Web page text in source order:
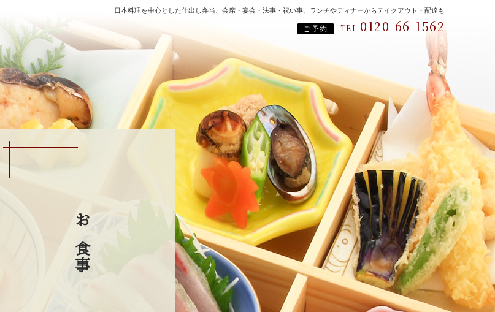
日本料理を中心とした仕出し弁当、会席・宴会・法事・祝い事、ランチやディナーからテイクアウト・配達も
ご予約 TEL 0120-66-1562
お食事